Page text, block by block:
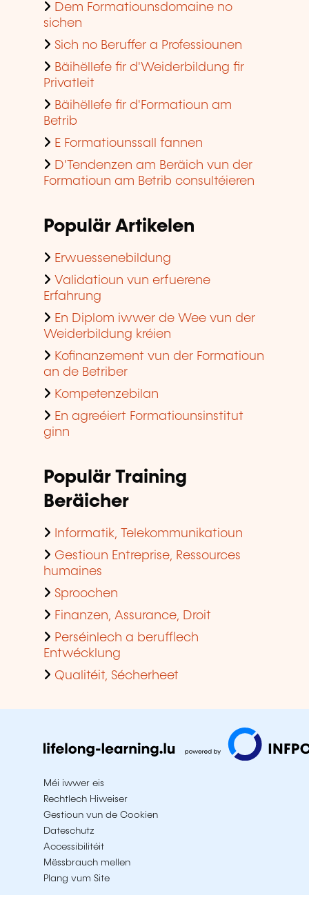
Dem Formatiounsdomaine no
sichen
Sich no Beruffer a Professiounen
Bäihëllefe fir d'Weiderbildung fir
Privatleit
Bäihëllefe fir d'Formatioun am
Betrib
E Formatiounssall fannen
D'Tendenzen am Beräich vun der
Formatioun am Betrib consultéieren
Populär Artikelen
Erwuessenebildung
Validatioun vun erfuerene
Erfahrung
En Diplom iwwer de Wee vun der
Weiderbildung kréien
Kofinanzement vun der Formatioun
an de Betriber
Kompetenzebilan
En agreéiert Formatiounsinstitut
ginn
Populär Training
Beräicher
Informatik, Telekommunikatioun
Gestioun Entreprise, Ressources
humaines
Sproochen
Finanzen, Assurance, Droit
Perséinlech a berufflech
Entwécklung
Qualitéit, Sécherheet
Méi iwwer eis
Rechtlech Hiweiser
Gestioun vun de Cookien
Dateschutz
Accessibilitéit
Mëssbrauch mellen
Plang vum Site